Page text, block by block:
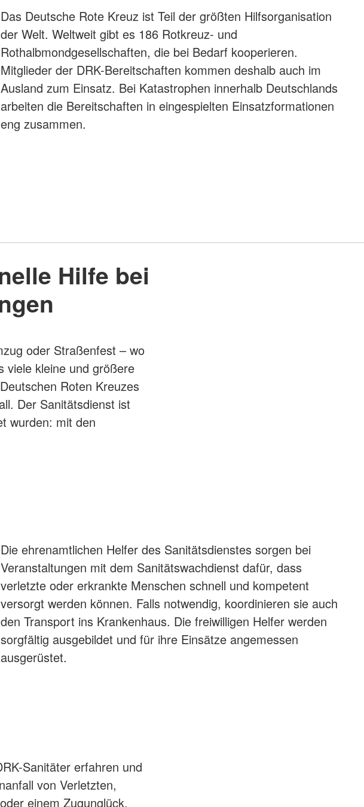
Das Deutsche Rote Kreuz ist Teil der größten Hilfsorganisation
der Welt. Weltweit gibt es 186 Rotkreuz- und
Rothalbmondgesellschaften, die bei Bedarf kooperieren.
Mitglieder der DRK-Bereitschaften kommen deshalb auch im
Ausland zum Einsatz. Bei Katastrophen innerhalb Deutschlands
arbeiten die Bereitschaften in eingespielten Einsatzformationen
eng zusammen.
Hilfe bei
oder Straßenfest – wo
viele kleine und größere
Roten Kreuzes
Der Sanitätsdienst ist
wurden: mit den
Die ehrenamtlichen Helfer des Sanitätsdienstes sorgen bei
Veranstaltungen mit dem Sanitätswachdienst dafür, dass
verletzte oder erkrankte Menschen schnell und kompetent
versorgt werden können. Falls notwendig, koordinieren sie auch
den Transport ins Krankenhaus. Die freiwilligen Helfer werden
sorgfältig ausgebildet und für ihre Einsätze angemessen
ausgerüstet.
Sanitäter erfahren und
von Verletzten,
einem Zugunglück,